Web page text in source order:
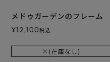
メドゥガーデンのフレーム
¥12,100税込
×(在庫なし)